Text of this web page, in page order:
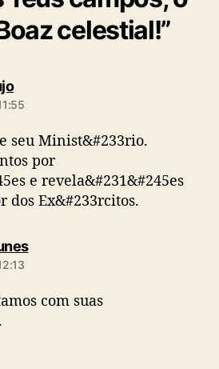
celestial!”
d
i
seu Minist&#233rio.
por
e revela&#231&#245es
dos Ex&#233rcitos.
d
com suas